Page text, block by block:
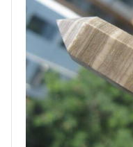
ווד
משקל:
41
גרם